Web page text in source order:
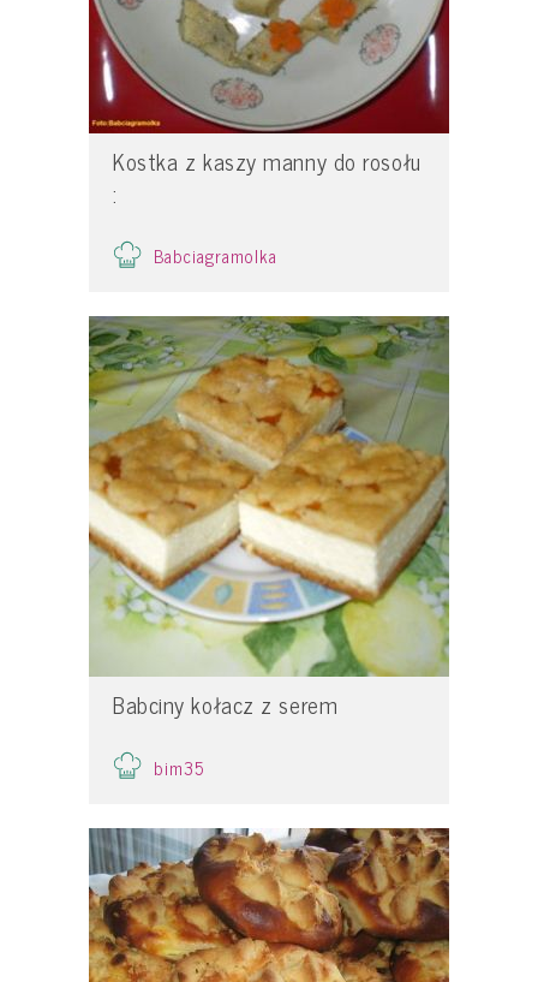
Kostka z kaszy manny do rosołu
:
Babciagramolka
Babciny kołacz z serem
bim35